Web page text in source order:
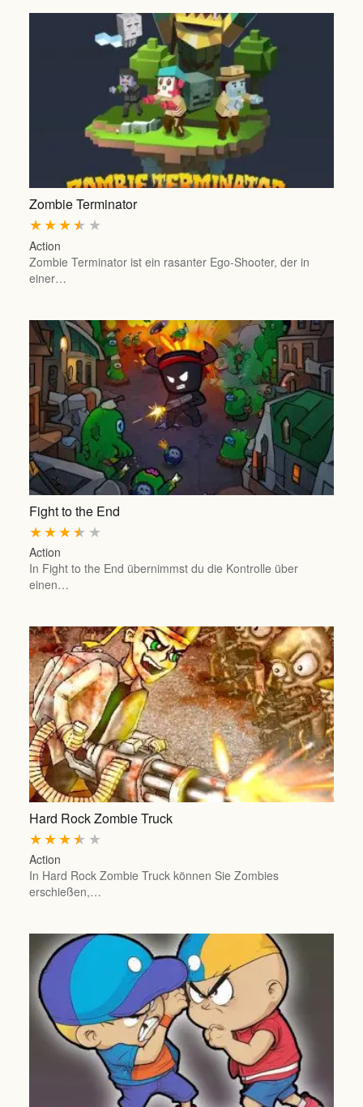
Zombie Terminator
★
★
★
★
★
Action
Zombie Terminator ist ein rasanter Ego-Shooter, der in
einer…
Fight to the End
★
★
★
★
★
Action
In Fight to the End übernimmst du die Kontrolle über
einen…
Hard Rock Zombie Truck
★
★
★
★
★
Action
In Hard Rock Zombie Truck können Sie Zombies
erschießen,…